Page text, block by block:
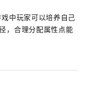
中玩家可以培养自己
，合理分配属性点能